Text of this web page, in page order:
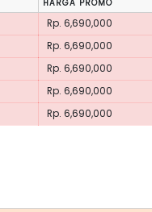
HARGA PROMO
Rp. 6,690,000
Rp. 6,690,000
Rp. 6,690,000
Rp. 6,690,000
Rp. 6,690,000